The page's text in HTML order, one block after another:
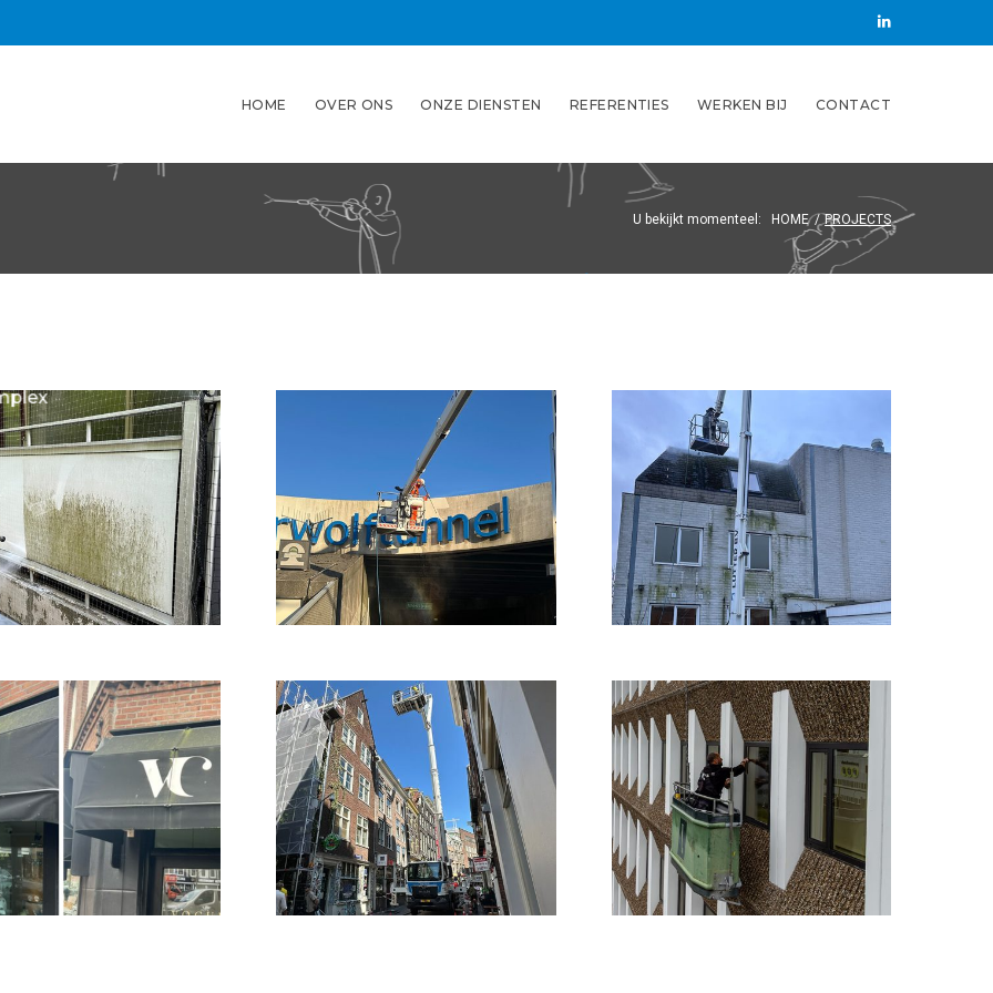
LinkedIN
HOME OVER ONS ONZE DIENSTEN REFERENTIES WERKEN BIJ CONTACT
U bekijkt momenteel: HOME / PROJECTS
Voor de
Waterwolftunnel
hebben wij een
grondige reiniging
uitgevoerd van de
opvallende blauwe
belettering en…
We hebben de gevel
appartementencomplex
schoongemaakt. Met
de autohoogwerker
konden we overal
Warmoesstraat
Namens J.L. van
Houwelingen hebben
wij hoogwerker
assistentie met onze
Palfinger P480 mogen
verlenen op…
gevellift installatie
Op reguliere basis
verzorgen wij de
glasbewassing van dit
pand in Amstelveen
met behulp van…
BEKIJK REFERENTIE